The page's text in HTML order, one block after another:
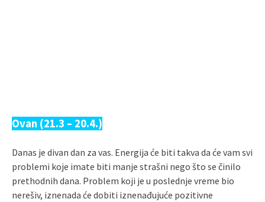
Ovan (21.3 – 20.4.)
Danas je divan dan za vas. Energija će biti takva da će vam svi
problemi koje imate biti manje strašni nego što se činilo
prethodnih dana. Problem koji je u poslednje vreme bio
nerešiv, iznenada će dobiti iznenađujuće pozitivne